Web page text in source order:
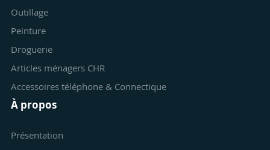
Outillage
Peinture
Droguerie
Articles ménagers CHR
Accessoires téléphone & Connectique
À propos
Présentation